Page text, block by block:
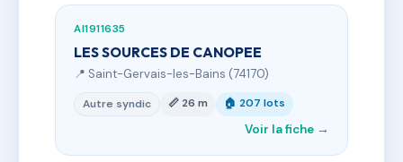
AI1911635
LES SOURCES DE CANOPEE
📍 Saint-Gervais-les-Bains (74170)
Autre syndic 📏 26 m 🏠 207 lots
Voir la fiche →